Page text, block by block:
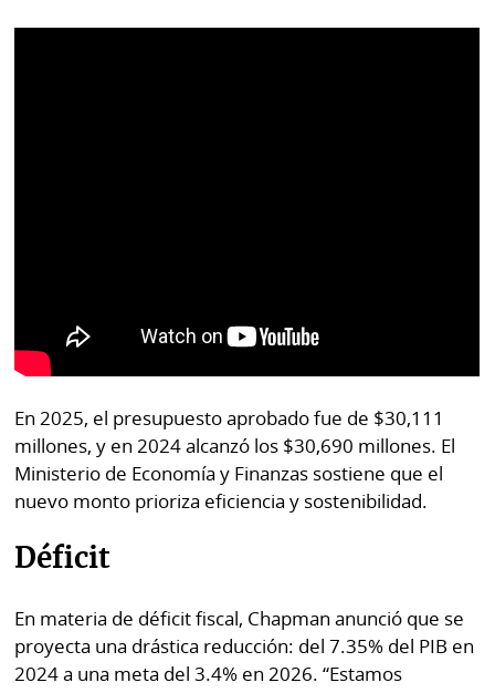
En 2025, el presupuesto aprobado fue de $30,111
millones, y en 2024 alcanzó los $30,690 millones. El
Ministerio de Economía y Finanzas sostiene que el
nuevo monto prioriza eficiencia y sostenibilidad.
Déficit
En materia de déficit fiscal, Chapman anunció que se
proyecta una drástica reducción: del 7.35% del PIB en
2024 a una meta del 3.4% en 2026. “Estamos